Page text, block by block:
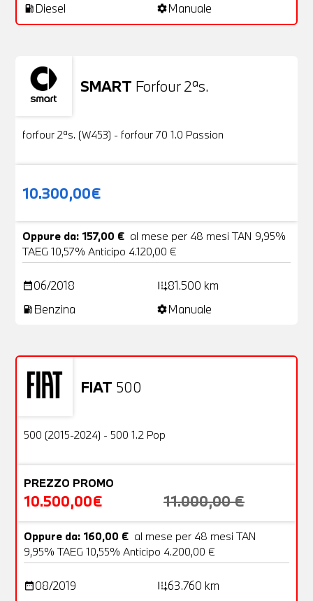
local_gas_station Diesel settingsManuale
SMART Forfour 2ªs.
Usato
forfour 2ªs. (W453) - forfour 70 1.0 Passion
10.300,00€
Oppure da: 157,00 € al mese per 48 mesi TAN 9,95%
TAEG 10,57% Anticipo 4.120,00 €
date_range06/2018 add_road81.500 km
local_gas_station Benzina settingsManuale
FIAT 500
OFFERTA
Usato
500 (2015-2024) - 500 1.2 Pop
PREZZO PROMO
10.500,00€ 11.000,00 €
Oppure da: 160,00 € al mese per 48 mesi TAN
9,95% TAEG 10,55% Anticipo 4.200,00 €
date_range08/2019 add_road63.760 km